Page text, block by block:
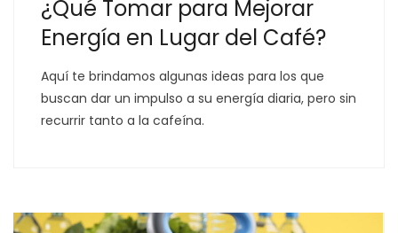
¿Qué Tomar para Mejorar
Energía en Lugar del Café?
Aquí te brindamos algunas ideas para los que
buscan dar un impulso a su energía diaria, pero sin
recurrir tanto a la cafeína.